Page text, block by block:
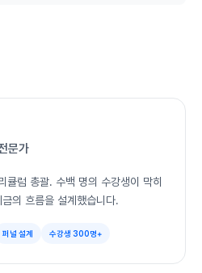
문가
럼 총괄. 수백 명의 수강생이 막히
의 흐름을 설계했습니다.
퍼널 설계 수강생 300명+